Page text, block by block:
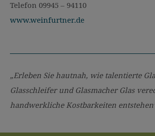
Telefon 09945 – 94110
www.weinfurtner.de
„Erleben Sie hautnah, wie talentierte
Glasschleifer und Glasmacher Glas
handwerkliche Kostbarkeiten